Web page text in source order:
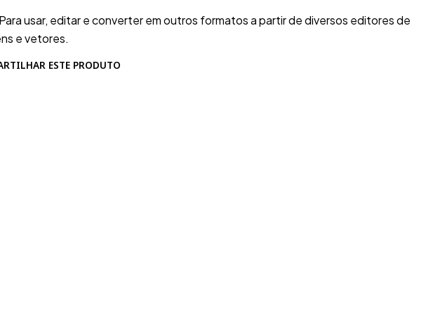
usar, editar e converter em outros formatos a partir de diversos editores de
e vetores.
ESTE PRODUTO